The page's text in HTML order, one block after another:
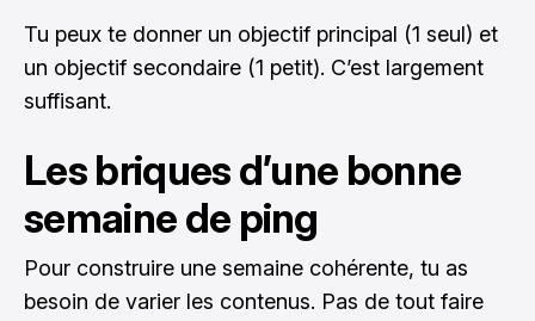
Tu peux te donner un objectif principal (1 seul) et
un objectif secondaire (1 petit). C’est largement
suffisant.
Les briques d’une bonne
semaine de ping
Pour construire une semaine cohérente, tu as
besoin de varier les contenus. Pas de tout faire